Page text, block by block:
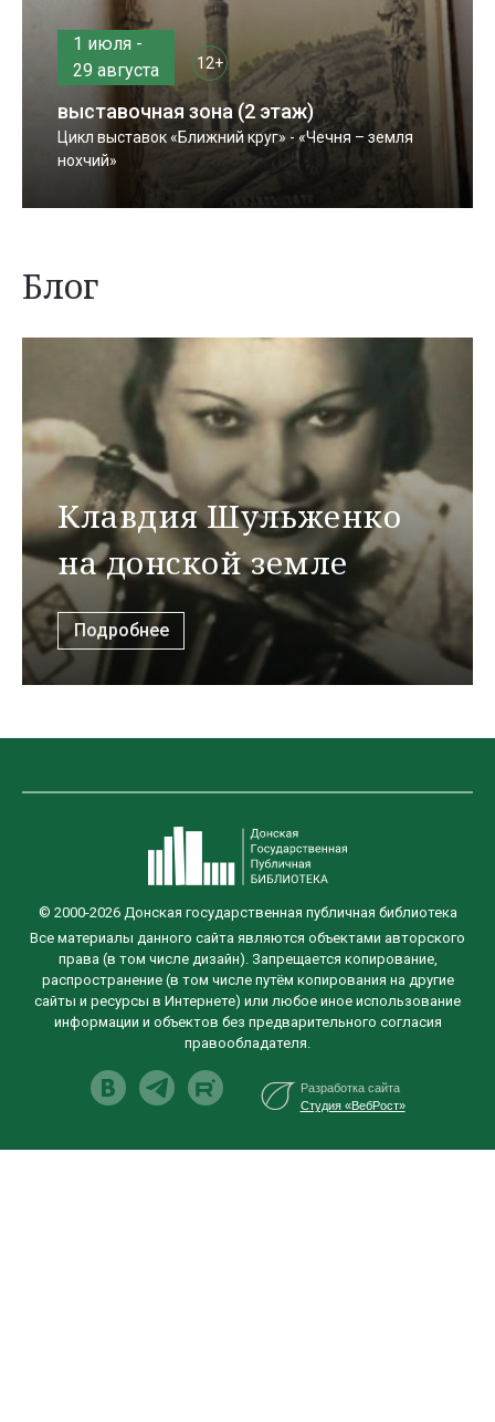
1 июля -
29 августа
12+
выставочная зона (2 этаж)
Цикл выставок «Ближний круг» - «Чечня – земля
нохчий»
Блог
Клавдия Шульженко
на донской земле
Подробнее
© 2000-2026 Донская государственная публичная библиотека
Все материалы данного сайта являются объектами авторского
права (в том числе дизайн). Запрещается копирование,
распространение (в том числе путём копирования на другие
сайты и ресурсы в Интернете) или любое иное использование
информации и объектов без предварительного согласия
правообладателя.
Разработка сайта
Студия «ВебРост»